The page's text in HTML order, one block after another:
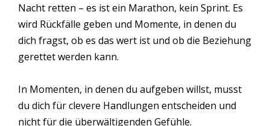
Nacht retten – es ist ein Marathon, kein Sprint. Es
wird Rückfälle geben und Momente, in denen du
dich fragst, ob es das wert ist und ob die Beziehung
gerettet werden kann.
In Momenten, in denen du aufgeben willst, musst
du dich für clevere Handlungen entscheiden und
nicht für die überwältigenden Gefühle.